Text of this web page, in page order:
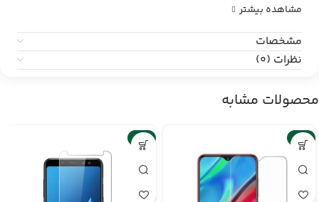
مشاهده بیشتر
مشخصات
نظرات (0)
محصولات مشابه
-6%
-6%